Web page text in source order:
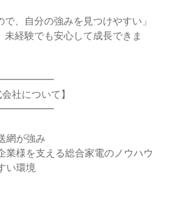
、自分の強みを見つけやすい」
未経験でも安心して成長できま
社について】
網が強み
業様を支える総合家電のノウハウ
い環境